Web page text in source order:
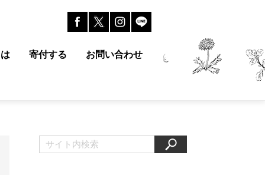
寄付する お問い合わせ